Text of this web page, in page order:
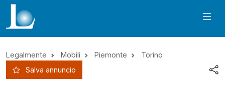
Legalmente Mobili Piemonte
Torino
Salva annuncio